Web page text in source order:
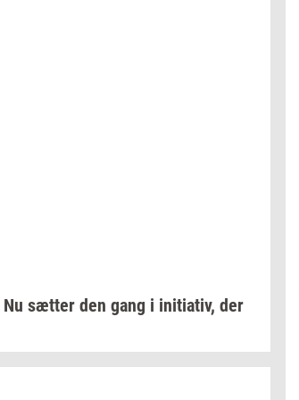
Nu sæt­ter den gang i ini­ti­a­tiv, der